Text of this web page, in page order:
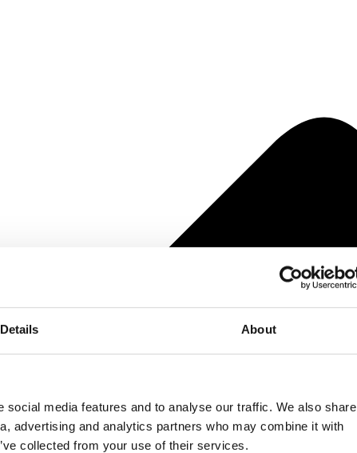
Details About
media features and to analyse our traffic. We also share
advertising and analytics partners who may combine it with
collected from your use of their services.